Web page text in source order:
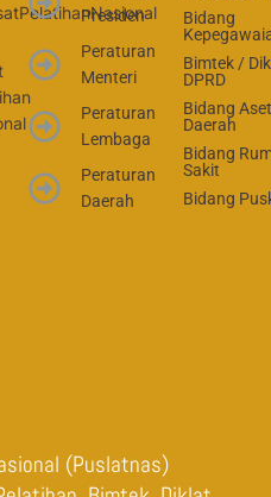
Presiden
Peraturan
Menteri
Peraturan
Lembaga
Peraturan
Daerah
Bidang
Bimtek /
DPRD
Bidang Aset
Daerah
Bidang
Sakit
Bidang
(Puslatnas)